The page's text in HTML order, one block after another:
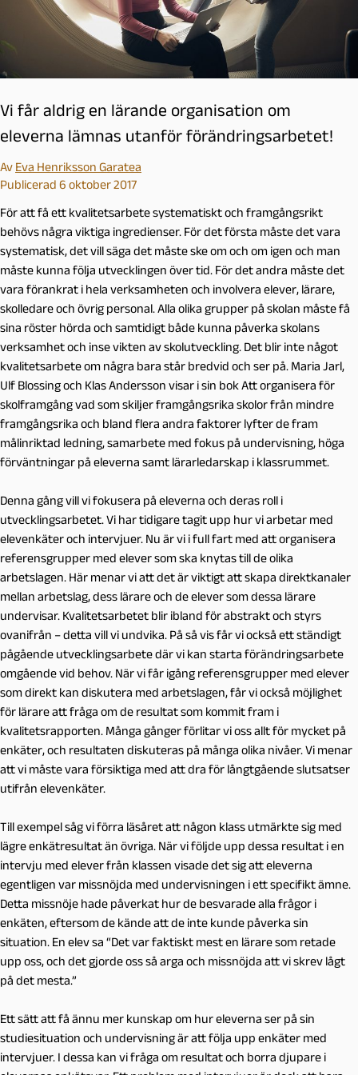
Vi får aldrig en lärande organisation om
eleverna lämnas utanför förändringsarbetet!
Av Eva Henriksson Garatea
Publicerad 6 oktober 2017
För att få ett kvalitetsarbete systematiskt och framgångsrikt
behövs några viktiga ingredienser. För det första måste det vara
systematisk, det vill säga det måste ske om och om igen och man
måste kunna följa utvecklingen över tid. För det andra måste det
vara förankrat i hela verksamheten och involvera elever, lärare,
skolledare och övrig personal. Alla olika grupper på skolan måste få
sina röster hörda och samtidigt både kunna påverka skolans
verksamhet och inse vikten av skolutveckling. Det blir inte något
kvalitetsarbete om några bara står bredvid och ser på. Maria Jarl,
Ulf Blossing och Klas Andersson visar i sin bokAtt organisera för
skolframgångvad som skiljer framgångsrika skolor från mindre
framgångsrika och bland flera andra faktorer lyfter de fram
målinriktad ledning, samarbete med fokus på undervisning, höga
förväntningar på eleverna samt lärarledarskap i klassrummet.
Denna gång vill vi fokusera på eleverna och deras roll i
utvecklingsarbetet. Vi har tidigare tagit upp hur vi arbetar med
elevenkäter och intervjuer. Nu är vi i full fart med att organisera
referensgrupper med elever som ska knytas till de olika
arbetslagen. Här menar vi att det är viktigt att skapa direktkanaler
mellan arbetslag, dess lärare och de elever som dessa lärare
undervisar. Kvalitetsarbetet blir ibland för abstrakt och styrs
ovanifrån – detta vill vi undvika. På så vis får vi också ett ständigt
pågående utvecklingsarbete där vi kan starta förändringsarbete
omgående vid behov. När vi får igång referensgrupper med elever
som direkt kan diskutera med arbetslagen, får vi också möjlighet
för lärare att fråga om de resultat som kommit fram i
kvalitetsrapporten. Många gånger förlitar vi oss allt för mycket på
enkäter, och resultaten diskuteras på många olika nivåer. Vi menar
att vi måste vara försiktiga med att dra för långtgående slutsatser
utifrån elevenkäter.
Till exempel såg vi förra läsåret att någon klass utmärkte sig med
lägre enkätresultat än övriga. När vi följde upp dessa resultat i en
intervju med elever från klassen visade det sig att eleverna
egentligen var missnöjda med undervisningen iettspecifikt ämne.
Detta missnöje hade påverkat hur de besvarade alla frågor i
enkäten, eftersom de kände att de inte kunde påverka sin
situation. En elev sa “Det var faktiskt mest en lärare som retade
upp oss, och det gjorde oss så arga och missnöjda att vi skrev lågt
på det mesta.”
Ett sätt att få ännu mer kunskap om hur eleverna ser på sin
studiesituation och undervisning är att följa upp enkäter med
intervjuer. I dessa kan vi fråga om resultat och borra djupare i